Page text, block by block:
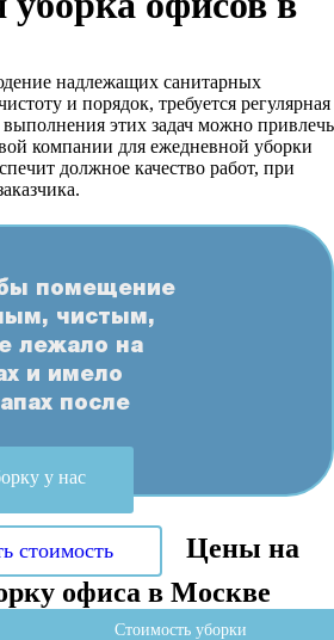
надлежащих санитарных
и порядок, требуется регулярная
этих задач можно привлечь
компании для ежедневной уборки
должное качество работ, при
помещение
чистым,
лежало на
и имело
после
у нас
стоимость
Цены на
офиса в Москве
Стоимость уборки